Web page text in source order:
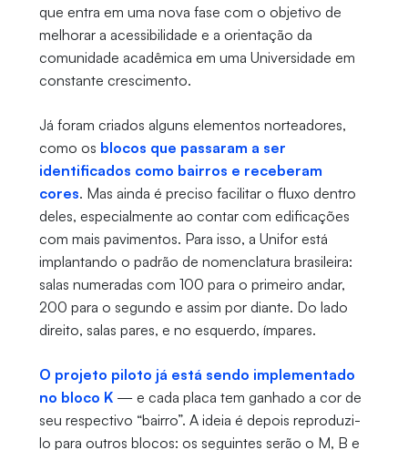
que entra em uma nova fase com o objetivo de
melhorar a acessibilidade e a orientação da
comunidade acadêmica em uma Universidade em
constante crescimento.
Já foram criados alguns elementos norteadores,
como os blocos que passaram a ser
identificados como bairros e receberam
cores. Mas ainda é preciso facilitar o fluxo dentro
deles, especialmente ao contar com edificações
com mais pavimentos. Para isso, a Unifor está
implantando o padrão de nomenclatura brasileira:
salas numeradas com 100 para o primeiro andar,
200 para o segundo e assim por diante. Do lado
direito, salas pares, e no esquerdo, ímpares.
O projeto piloto já está sendo implementado
no bloco K— e cada placa tem ganhado a cor de
seu respectivo “bairro”. A ideia é depois reproduzi-
lo para outros blocos: os seguintes serão o M, B e